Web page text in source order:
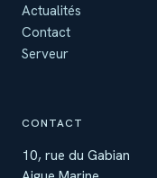
Actualités
Contact
Serveur
CONTACT
10, rue du Gabian